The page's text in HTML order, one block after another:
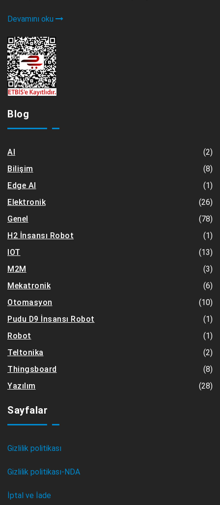
Devamını oku
Blog
AI
(2)
Bilişim
(8)
Edge AI
(1)
Elektronik
(26)
Genel
(78)
H2 İnsansı Robot
(1)
IOT
(13)
M2M
(3)
Mekatronik
(6)
Otomasyon
(10)
Pudu D9 İnsansı Robot
(1)
Robot
(1)
Teltonika
(2)
Thingsboard
(8)
Yazılım
(28)
Sayfalar
Gizlilik politikası
Gizlilik politikası-NDA
İptal ve İade